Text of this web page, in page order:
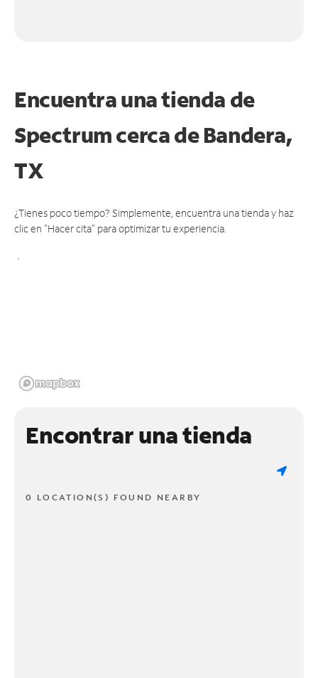
Encuentra una tienda de
Spectrumcerca de Bandera,
TX
¿Tienes poco tiempo? Simplemente, encuentra una tienda y haz
clic en "Hacer cita" para optimizar tu experiencia.
Encontrar una tienda
0 LOCATION(S) FOUND NEARBY